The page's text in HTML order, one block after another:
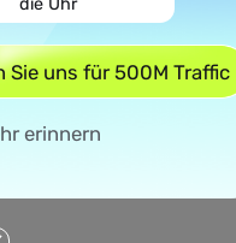
Sie Anzeigen
für
durch.
Sie uns für 500M
erinnern